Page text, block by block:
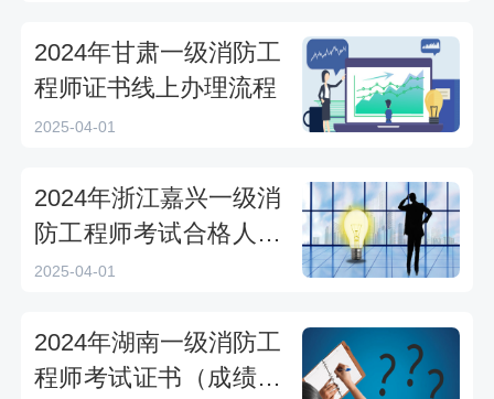
2024年甘肃一级消防工
程师证书线上办理流程
2025-04-01
2024年浙江嘉兴一级消
防工程师考试合格人员
名单公布（99人合格）
2025-04-01
2024年湖南一级消防工
程师考试证书（成绩通